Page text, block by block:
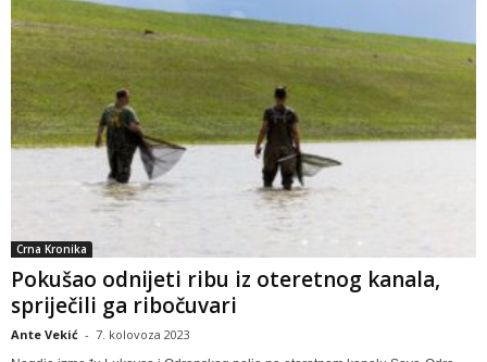
Crna Kronika
Pokušao odnijeti ribu iz oteretnog kanala,
spriječili ga ribočuvari
Ante Vekić - 7. kolovoza 2023